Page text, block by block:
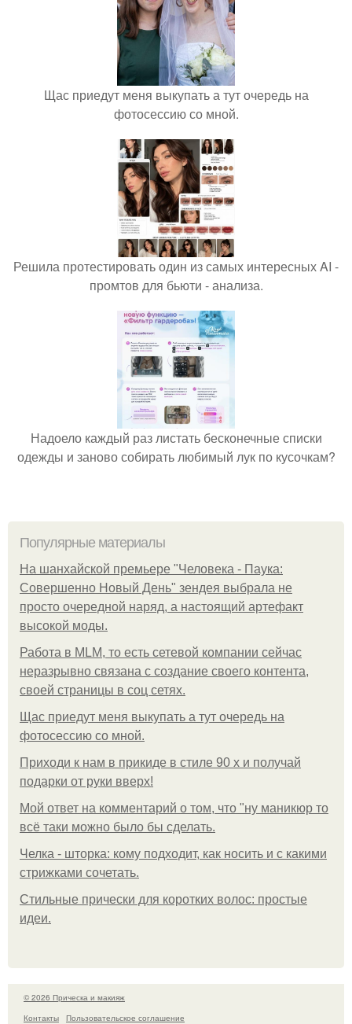
Щас приедут меня выкупать а тут очередь на
фотосессию со мной.
Решила протестировать один из самых интересных AI -
промтов для бьюти - анализа.
Надоело каждый раз листать бесконечные списки
одежды и заново собирать любимый лук по кусочкам?
Популярные материалы
На шанхайской премьере "Человека - Паука:
Совершенно Новый День" зендея выбрала не
просто очередной наряд, а настоящий артефакт
высокой моды.
Работа в MLM, то есть сетевой компании сейчас
неразрывно связана с создание своего контента,
своей страницы в соц сетях.
Щас приедут меня выкупать а тут очередь на
фотосессию со мной.
Приходи к нам в прикиде в стиле 90 х и получай
подарки от руки вверх!
Мой ответ на комментарий о том, что "ну маникюр то
всё таки можно было бы сделать.
Челка - шторка: кому подходит, как носить и с какими
стрижками сочетать.
Стильные прически для коротких волос: простые
идеи.
© 2026 Прическа и макияж
Контакты
Пользовательское соглашение